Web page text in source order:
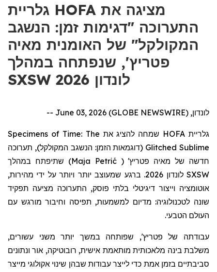
גלריית HOFA מציגה את
התערוכה "דגימות זמן: הנשגב
המקולקל" של האומנית מאיה
פטריץ', שנפתחה במהלך
SXSW לונדון 2026
לונדון, June 03, 2026 (GLOBE NEWSWIRE) --
גלריית HOFA שמחה להציג את Specimens of Time: The
Glitched Sublime (דוגמאות הזמן: הנשגב המקולקל), תערוכה
חדשה של מאיה פטריץ'
(
Maja Petrić
) שתיפתח במהלך
SXSW
לונדון 2026. ברגע שמעוצב יותר ויותר על ידי מהירות,
אוטומציה וייצור דיגיטלי בלתי פוסק, התערוכה מציעה תפקיד
שונה לטכנולוגיה: מדיום למשמעות, תפיסה וחיבור מורגש עם
העולם הטבעי.
עבודתה של פטריץ', שפותחה במשך יותר משני עשורים,
משלבת בינה מלאכותית מותאמת אישית, רובוטיקה, אור ונתונים
סביבתיים בזמן אמת כדי לייצר עבודות שבהן שינוי אקולוגי מייצר